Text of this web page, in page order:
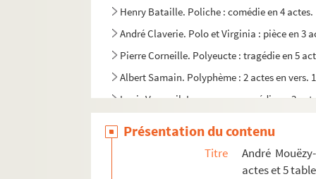
Henry Bataille. Poliche : comédie en 4 actes.
André Claverie. Polo et Virginia : pièce en 3
Pierre Corneille. Polyeucte : tragédie en 5
Albert Samain. Polyphème : 2 actes en vers.
Louis Verneuil. La pomme : comédie en 3
Alfred Vercourt, Jean Bever. Le pompier du
Présentation du contenu
Titre
André
actes et 5